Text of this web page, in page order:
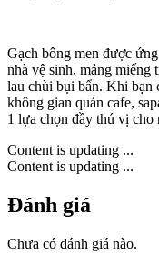
Gạch bông men được
nhà vệ sinh, mảng miếng
lau chùi bụi bẩn. Khi bạn
không gian quán cafe,
1 lựa chọn đầy thú vị cho
Content is updating ...
Content is updating ...
Đánh giá
Chưa có đánh giá nào.